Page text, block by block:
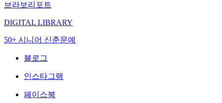
브라보리포트
DIGITAL LIBRARY
50+ 시니어 신춘문예
블로그
인스타그램
페이스북